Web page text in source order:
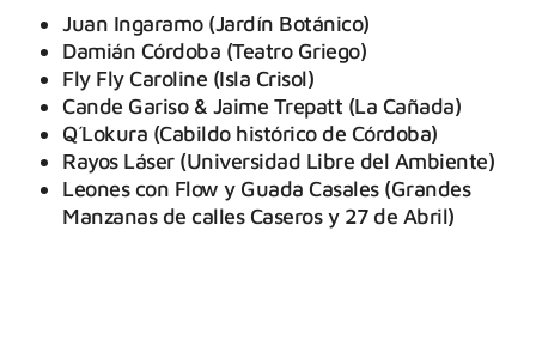
Juan Ingaramo (Jardín Botánico)
Damián Córdoba (Teatro Griego)
Fly Fly Caroline (Isla Crisol)
Cande Gariso & Jaime Trepatt (La Cañada)
Q´Lokura (Cabildo histórico de Córdoba)
Rayos Láser (Universidad Libre del Ambiente)
Leones con Flow y Guada Casales (Grandes
Manzanas de calles Caseros y 27 de Abril)